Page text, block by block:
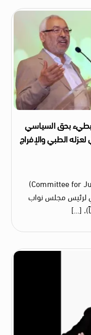
بحق السياسي
الطبي والإفراج
تونس: رصدت لجنة العدالة (Committee for Justice – CFJ)
لرئيس مجلس نواب